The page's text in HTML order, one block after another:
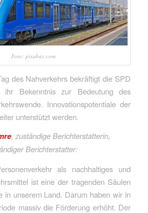
Foto: pixabay.com
des Nahverkehrs bekräftigt die SPD
ihr Bekenntnis zur Bedeutung des
Innovationspotentiale der
unterstützt werden.
, zuständige Berichterstatterin,
Berichterstatter:
als nachhaltiges und
ist eine der tragenden Säulen
in unserem Land. Darum haben wir in
massiv die Förderung erhöht. Der